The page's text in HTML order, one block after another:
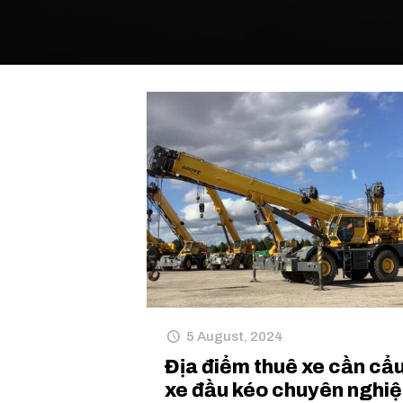
5 August, 2024
Địa điểm thuê xe cần
xe đầu kéo chuyên